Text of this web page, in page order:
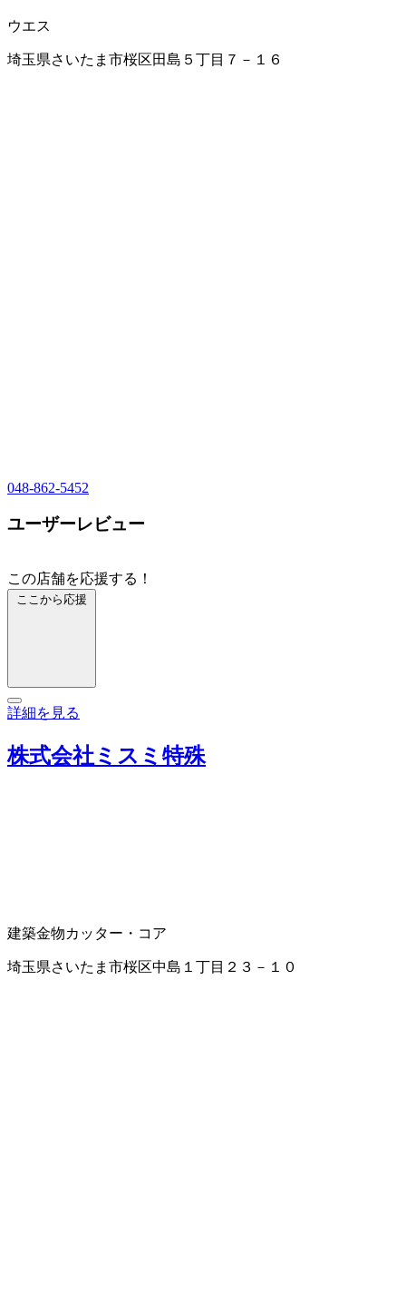
ウエス
埼玉県さいたま市桜区田島５丁目７－１６
048-862-5452
ユーザーレビュー
この店舗を応援する！
ここから応援
詳細を見る
株式会社ミスミ特殊
建築金物カッター・コア
埼玉県さいたま市桜区中島１丁目２３－１０